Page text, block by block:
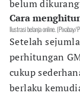
belum
Cara
Ilustrasi belanja online. (Pixabay/
Setelah
perhitungan
cukup
berlaku